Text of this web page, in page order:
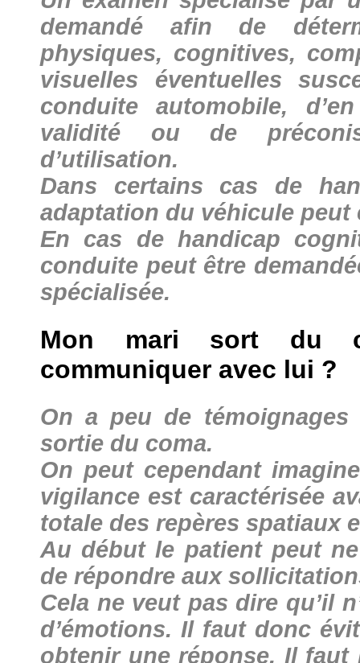
demandé afin de
physiques, cognitives,
visuelles éventuelles
conduite automobile,
validité ou de
d’utilisation.
Dans certains cas de
adaptation du véhicule peut
En cas de handicap
conduite peut être
spécialisée.
Mon mari sort du
communiquer avec lui ?
On a peu de
sortie du coma.
On peut cependant
vigilance est caractérisée
totale des repères spatiaux
Au début le patient peut
de répondre aux
Cela ne veut pas dire qu’il
d’émotions. Il faut donc
obtenir une réponse. Il faut